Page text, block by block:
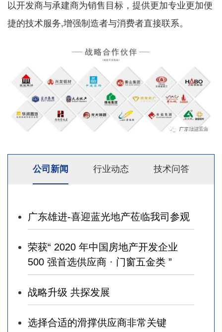
以开发商与承建商为销售目标，提供更加专业更加便
捷的技术服务,增强制造者与消费者直接联系。
公司新闻 行业动态 技术问答
广东雄进-喜迎蓝光地产莅临我司参观
荣获“ 2020 年中国房地产开发企业
500 强首选供应商 · 门窗五金类 ”
战略升级 共探发展
选择合适的滑撑供应商非常关键